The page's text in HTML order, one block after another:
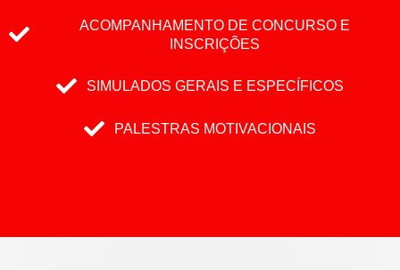
ACOMPANHAMENTO DE CONCURSO E
INSCRIÇÕES
SIMULADOS GERAIS E ESPECÍFICOS
PALESTRAS MOTIVACIONAIS